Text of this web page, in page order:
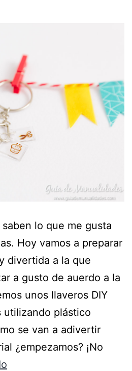
lo que me gusta
Hoy vamos a preparar
divertida a la que
a gusto de auerdo a la
unos llaveros DIY
utilizando plástico
se van a adivertir
¿empezamos? ¡No